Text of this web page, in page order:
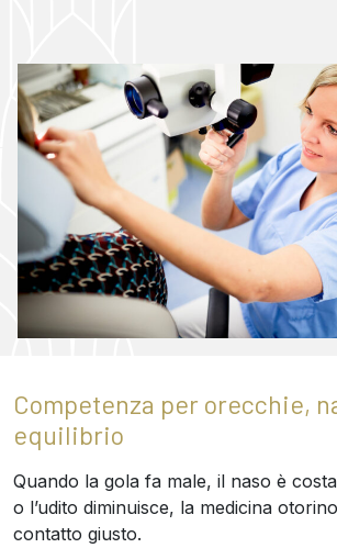
Competenza per orecchie,
equilibrio
Quando la gola fa male, il naso è
o l’udito diminuisce, la medicina
contatto giusto.